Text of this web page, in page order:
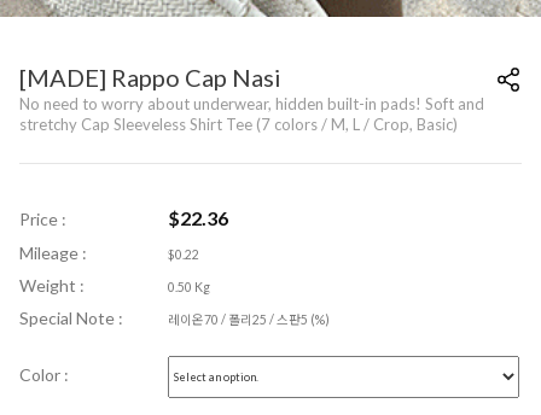
[MADE] Rappo Cap Nasi
No need to worry about underwear, hidden built-in pads! Soft and
stretchy Cap Sleeveless Shirt Tee (7 colors / M, L / Crop, Basic)
Price : $22.36
Mileage : $0.22
Weight : 0.50 Kg
Special Note : 레이온70 / 폴리25 / 스판5 (%)
Color :